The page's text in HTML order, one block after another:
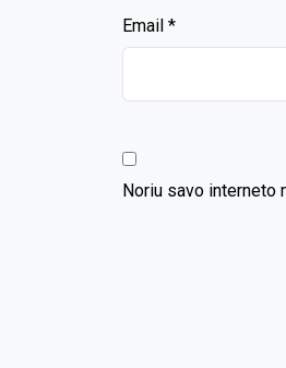
Email *
Noriu savo interneto